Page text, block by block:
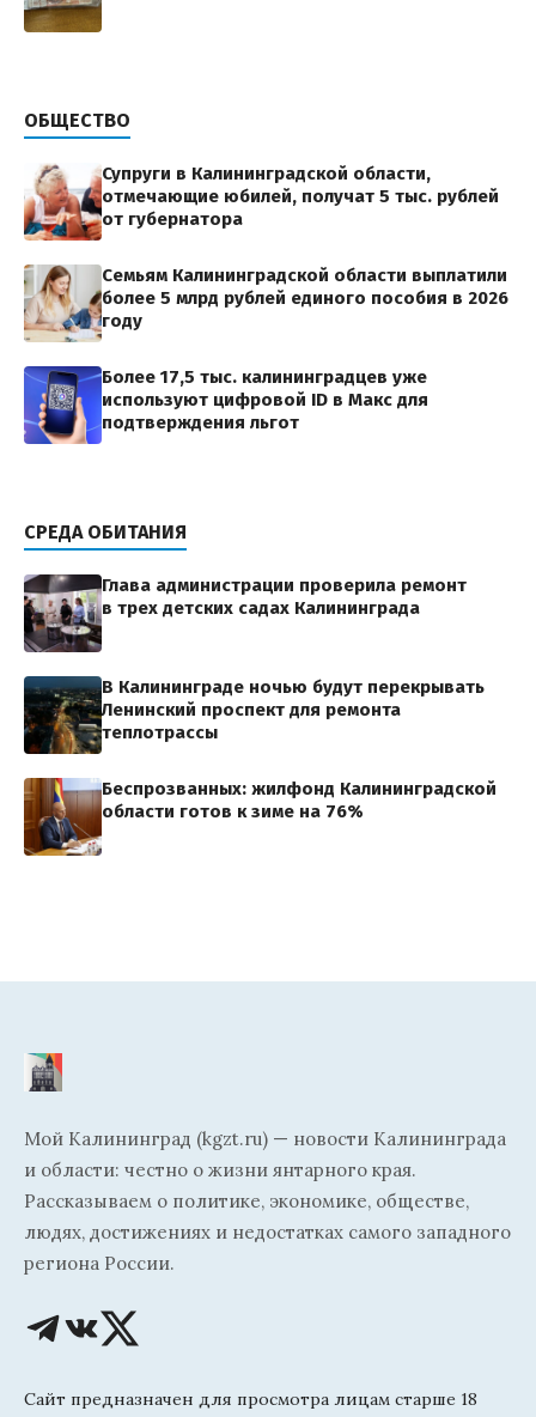
ОБЩЕСТВО
Супруги в Калининградской области,
отмечающие юбилей, получат 5 тыс. рублей
от губернатора
Семьям Калининградской области выплатили
более 5 млрд рублей единого пособия в 2026
году
Более 17,5 тыс. калининградцев уже
используют цифровой ID в Макс для
подтверждения льгот
СРЕДА ОБИТАНИЯ
Глава администрации проверила ремонт
в трех детских садах Калининграда
В Калининграде ночью будут перекрывать
Ленинский проспект для ремонта
теплотрассы
Беспрозванных: жилфонд Калининградской
области готов к зиме на 76%
Мой Калининград (kgzt.ru) — новости Калининграда
и области: честно о жизни янтарного края.
Рассказываем о политике, экономике, обществе,
людях, достижениях и недостатках самого западного
региона России.
Сайт предназначен для просмотра лицам старше 18